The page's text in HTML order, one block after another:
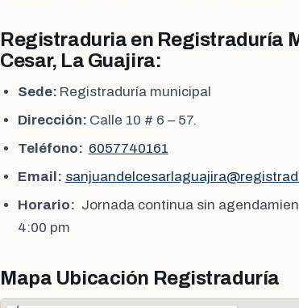
Registraduria en Registraduría
Cesar, La Guajira:
Sede: Registraduría municipal
Dirección: Calle 10 # 6 – 57.
Teléfono: 6057740161
Email:
Horario: Jornada continua sin
4:00 pm
Mapa Ubicación Registraduría